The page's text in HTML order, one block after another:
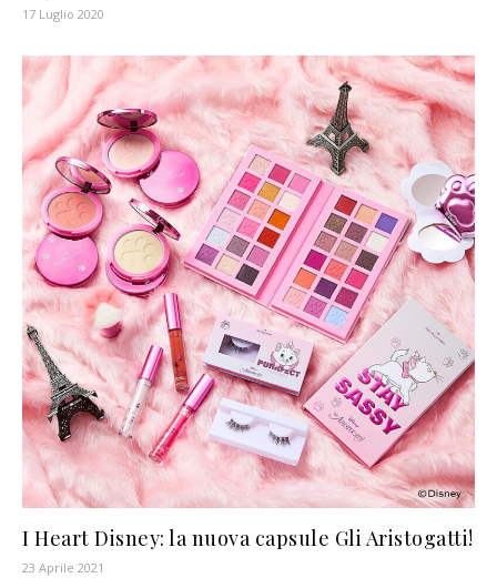
17 Luglio 2020
I Heart Disney: la nuova capsule Gli Aristogatti!
23 Aprile 2021